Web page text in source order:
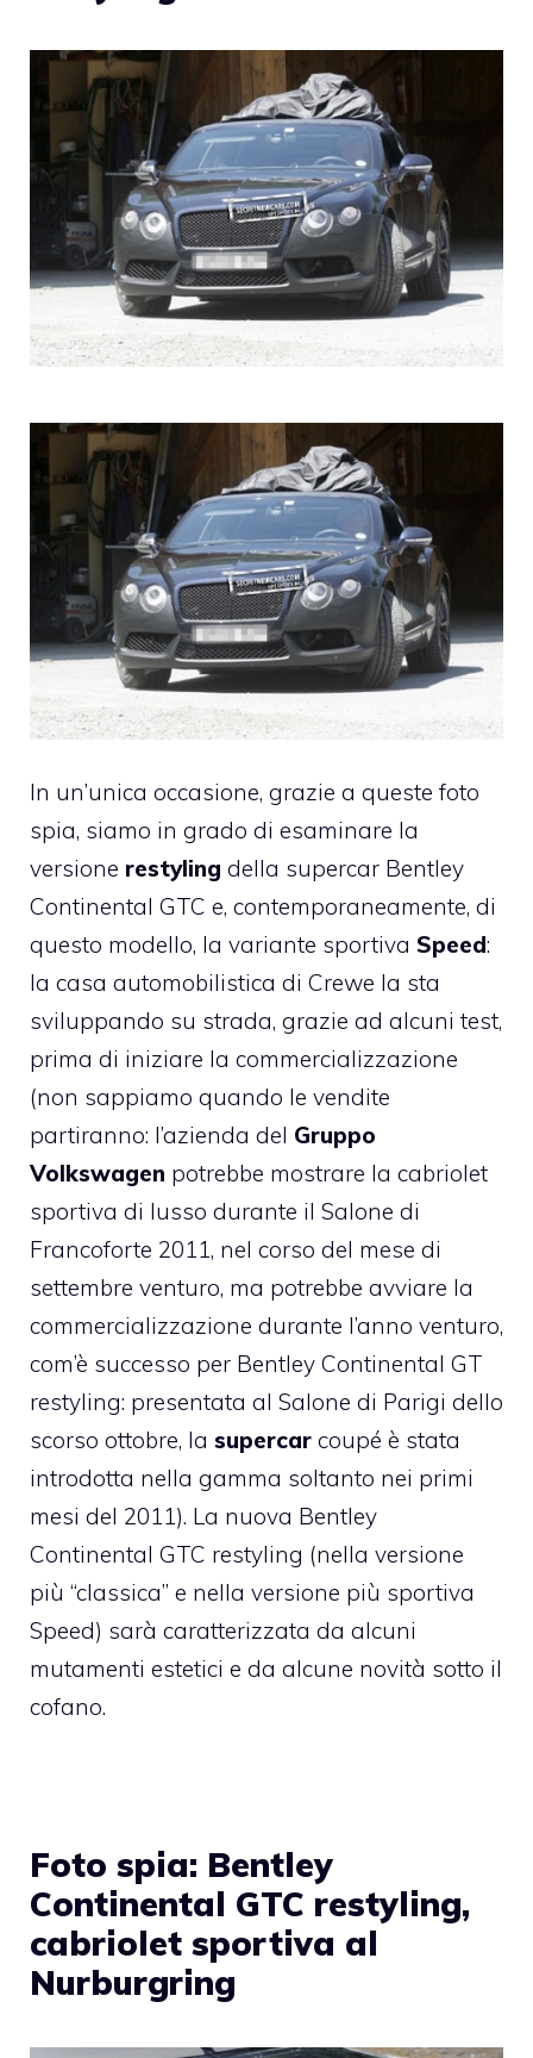
In un’unica occasione, grazie a queste foto
spia, siamo in grado di esaminare la
versione restyling della supercar Bentley
Continental GTC e, contemporaneamente, di
questo modello, la variante sportiva Speed:
la casa automobilistica di Crewe la sta
sviluppando su strada, grazie ad alcuni test,
prima di iniziare la commercializzazione
(non sappiamo quando le vendite
partiranno: l’azienda del Gruppo
Volkswagen potrebbe mostrare la cabriolet
sportiva di lusso durante il Salone di
Francoforte 2011, nel corso del mese di
settembre venturo, ma potrebbe avviare la
commercializzazione durante l’anno venturo,
com’è successo per Bentley Continental GT
restyling: presentata al Salone di Parigi dello
scorso ottobre, la supercar coupé è stata
introdotta nella gamma soltanto nei primi
mesi del 2011). La nuova Bentley
Continental GTC restyling (nella versione
più “classica” e nella versione più sportiva
Speed) sarà caratterizzata da alcuni
mutamenti estetici e da alcune novità sotto il
cofano.
Foto spia: Bentley
Continental GTC restyling,
cabriolet sportiva al
Nurburgring